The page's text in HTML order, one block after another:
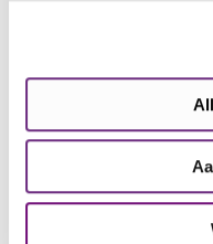
Misschien